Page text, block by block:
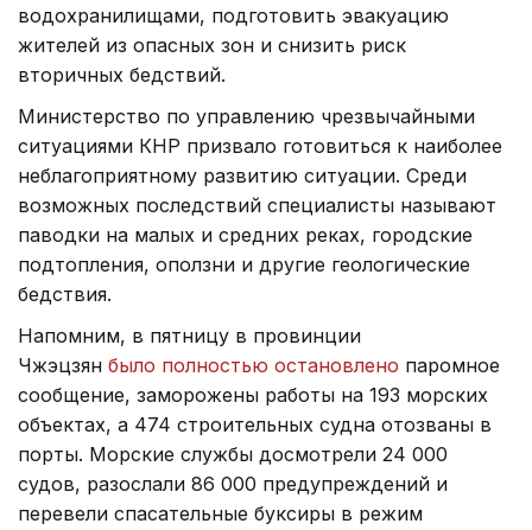
водохранилищами, подготовить эвакуацию
жителей из опасных зон и снизить риск
вторичных бедствий.
Министерство по управлению чрезвычайными
ситуациями КНР призвало готовиться к наиболее
неблагоприятному развитию ситуации. Среди
возможных последствий специалисты называют
паводки на малых и средних реках, городские
подтопления, оползни и другие геологические
бедствия.
Напомним, в пятницу в провинции
Чжэцзян было полностью остановлено паромное
сообщение, заморожены работы на 193 морских
объектах, а 474 строительных судна отозваны в
порты. Морские службы досмотрели 24 000
судов, разослали 86 000 предупреждений и
перевели спасательные буксиры в режим